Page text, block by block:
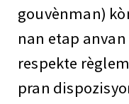
gouvènman)
nan etap
respekte
pran